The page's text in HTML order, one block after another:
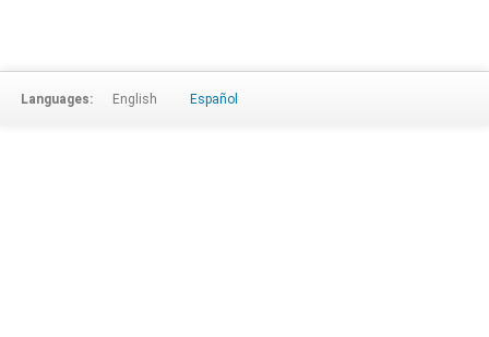
Languages: English Español